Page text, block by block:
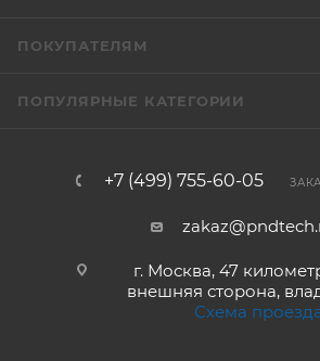
ПОКУПАТЕЛЯМ
ПОПУЛЯРНЫЕ КАТЕГОРИИ
+7 (499) 755-60-05
г. Москва, 47
внешняя сторона,
Схема